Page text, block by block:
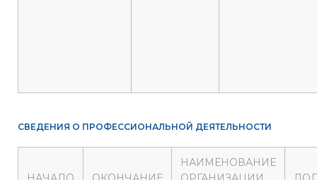
СВЕДЕНИЯ О ПРОФЕССИОНАЛЬНОЙ ДЕЯТЕЛЬНОСТИ
НАИМЕНОВАНИЕ